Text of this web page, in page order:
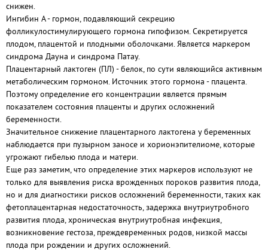
снижен.
Ингибин А - гормон, подавляющий секрецию
фолликулостимулирующего гормона гипофизом. Секретируется
плодом, плацентой и плодными оболочками. Является маркером
синдрома Дауна и синдрома Патау.
Плацентарный лактоген (ПЛ) - белок, по сути являющийся активным
метаболическим гормоном. Источник этого гормона - плацента.
Поэтому определение его концентрации является прямым
показателем состояния плаценты и других осложнений
беременности.
Значительное снижение плацентарного лактогена у беременных
наблюдается при пузырном заносе и хорионэпителиоме, которые
угрожают гибелью плода и матери.
Еще раз заметим, что определение этих маркеров используют не
только для выявления риска врожденных пороков развития плода,
но и для диагностики рисков осложнений беременности, таких как
фетоплацентарная недостаточность, задержка внутриутробного
развития плода, хроническая внутриутробная инфекция,
возникновение гестоза, преждевременных родов, низкой массы
плода при рождении и других осложнений.